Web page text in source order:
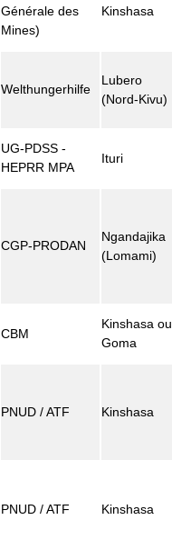
Générale des
Mines)
Kinshasa
Welthungerhilfe
Lubero
(Nord-Kivu)
UG-PDSS -
HEPRR MPA
Ituri
CGP-PRODAN
Ngandajika
(Lomami)
CBM
Kinshasa ou
Goma
PNUD / ATF Kinshasa
PNUD / ATF Kinshasa